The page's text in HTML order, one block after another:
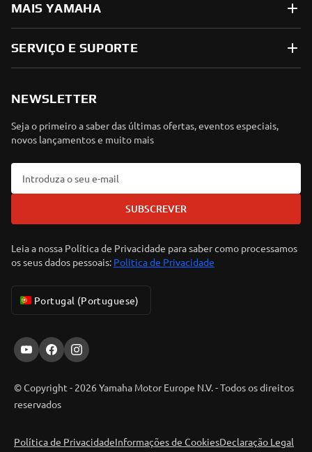
MAIS YAMAHA
SERVIÇO E SUPORTE
NEWSLETTER
Seja o primeiro a saber das últimas ofertas, eventos especiais,
novos lançamentos e muito mais
SUBSCREVER
Leia a nossa Política de Privacidade para saber como processamos
os seus dados pessoais: Politica de Privacidade
Portugal (Portuguese)
© Copyright - 2026 Yamaha Motor Europe N.V. - Todos os direitos
reservados
Política de PrivacidadeInformações de CookiesDeclaração Legal